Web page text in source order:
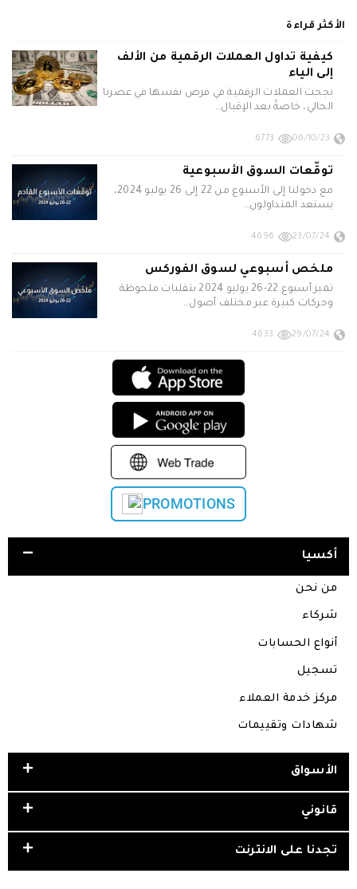
الأكثر قراءة
كيفية تداول العملات الرقمية من الألف
إلى الياء
نجحت العملات الرقمية في فرض نفسها في عصرنا
الحالي، خاصةً بعد الإقبال…
06/10/23
6773
توقّعات السوق الأسبوعية
مع دخولنا إلى الأسبوع من 22 إلى 26 يوليو 2024،
يستعد المتداولون…
23/07/24
4696
ملخص أسبوعي لسوق الفوركس
تميز أسبوع 22-26 يوليو 2024 بتقلبات ملحوظة
وحركات كبيرة عبر مختلف أصول…
29/07/24
4633
PROMOTIONS
أكسيا
من نحن
شركاء
أنواع الحسابات
تسجيل
مركز خدمة العملاء
شهادات وتقييمات
الأسواق
قانوني
تجدنا على الانترنت